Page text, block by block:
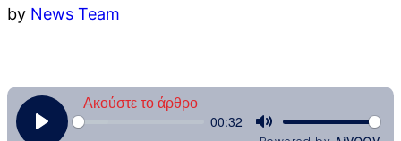
by News Team